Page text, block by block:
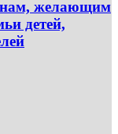
желающим
детей,